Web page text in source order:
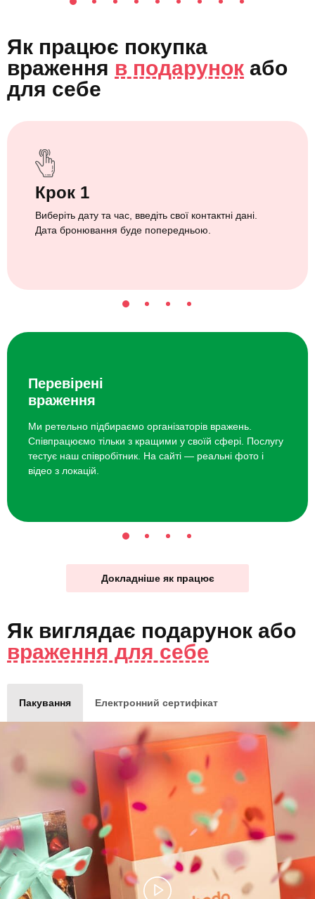
Як працює покупка
враження в подарунок або
для себе
Крок 1
Виберіть дату та час, введіть свої контактні дані.
Дата бронювання буде попередньою.
Перевірені
враження
Ми ретельно підбираємо організаторів вражень.
Співпрацюємо тільки з кращими у своїй сфері. Послугу
тестує наш співробітник. На сайті — реальні фото і
відео з локацій.
Докладніше як працює
Як виглядає подарунок або
враження для себе
Пакування Електронний сертифікат